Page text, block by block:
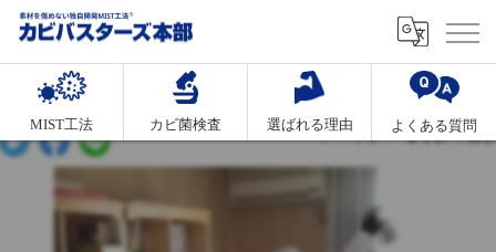
MIST工法 カビ菌検査 選ばれる理由 よくある質問